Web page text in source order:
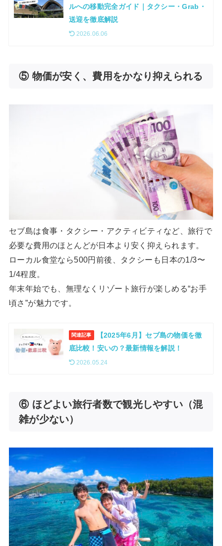
ルへの移動完全ガイド｜タクシー・Grab・
送迎を徹底解説
2026.06.06
⑤ 物価が安く、費用をかなり抑えられる
セブ島は食事・タクシー・アクティビティなど、旅行で
必要な費用のほとんどが日本より安く抑えられます。
ローカル食堂なら500円前後、タクシーも日本の1/3〜
1/4程度。
年末年始でも、無理なくリゾート旅行が楽しめる“お手
頃さ”が魅力です。
関連記事
【2025年6月】セブ島の物価を徹
底比較！安いの？最新情報を解説！
2026.05.24
⑥ ほどよい旅行者数で観光しやすい（混
雑が少ない）